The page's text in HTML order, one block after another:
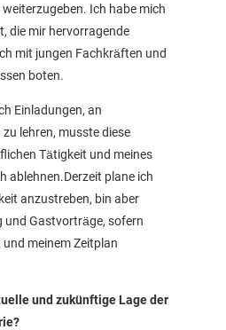
Ich habe mich
die mir hervorragende
mit jungen Fachkräften und
boten.
Einladungen, an
lehren, musste diese
Tätigkeit und meines
ablehnen.Derzeit plane ich
anzustreben, bin aber
Gastvorträge, sofern
meinem Zeitplan
und zukünftige Lage der